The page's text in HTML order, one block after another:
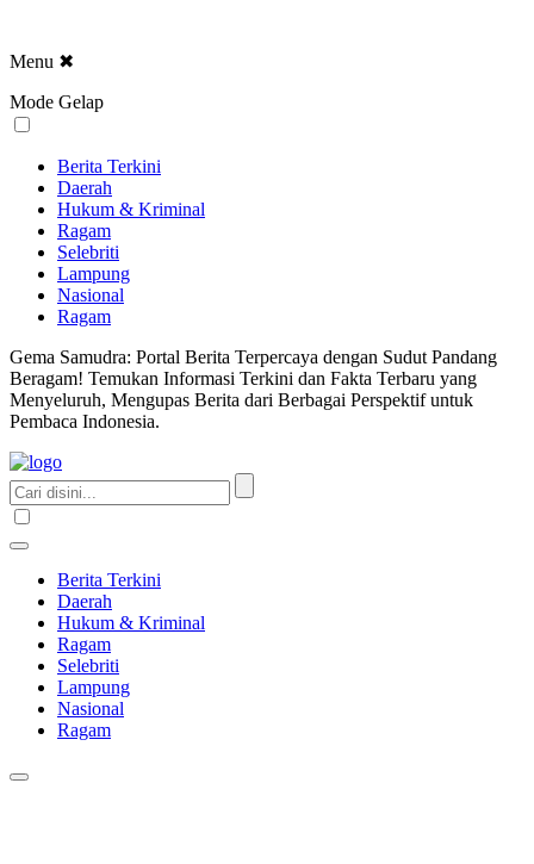
Menu ✖
Mode Gelap
Berita Terkini
Daerah
Hukum & Kriminal
Ragam
Selebriti
Lampung
Nasional
Ragam
Gema Samudra: Portal Berita Terpercaya dengan Sudut Pandang
Beragam! Temukan Informasi Terkini dan Fakta Terbaru yang
Menyeluruh, Mengupas Berita dari Berbagai Perspektif untuk
Pembaca Indonesia.
Berita Terkini
Daerah
Hukum & Kriminal
Ragam
Selebriti
Lampung
Nasional
Ragam